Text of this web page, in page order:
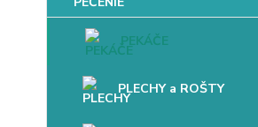
PEKÁČE
PLECHY a ROŠTY